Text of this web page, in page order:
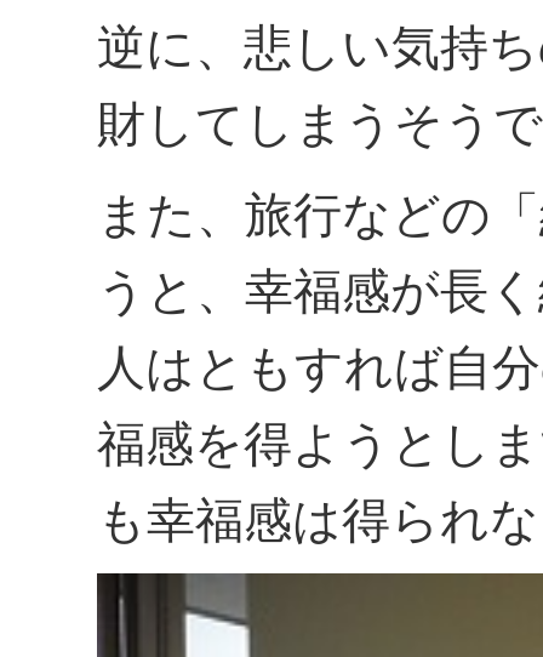
逆に、悲しい気持
財してしまうそう
また、旅行などの
うと、幸福感が長
人はともすれば自
福感を得ようとし
も幸福感は得られ